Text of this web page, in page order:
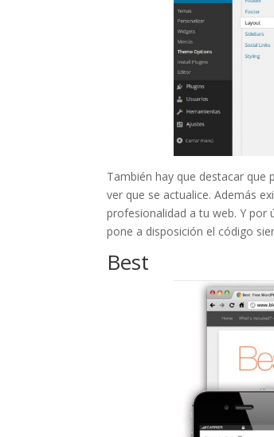
También hay que destacar
ver que se actualice. Además
profesionalidad a tu web. Y
pone a disposición el código
Best